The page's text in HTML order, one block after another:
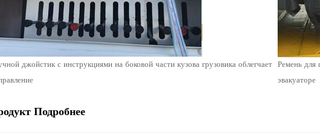
джойстик с инструкциями на боковой части кузова грузовика облегчает Ремень для
эвакуаторе
Подробнее